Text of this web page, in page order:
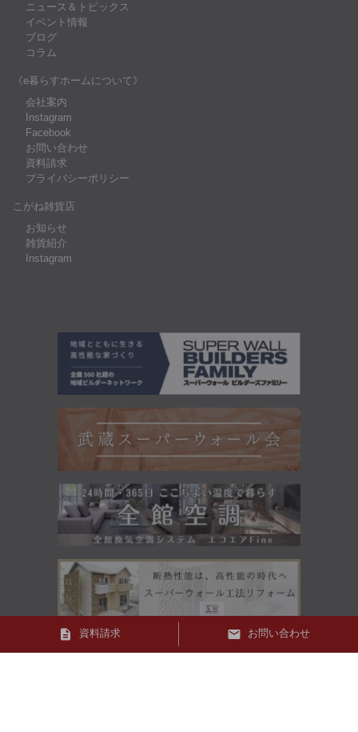
ニュース＆トピックス
イベント情報
ブログ
コラム
《e暮らすホームについて》
会社案内
Instagram
Facebook
お問い合わせ
資料請求
プライバシーポリシー
こがね雑貨店
お知らせ
雑貨紹介
Instagram
資料請求 お問い合わせ